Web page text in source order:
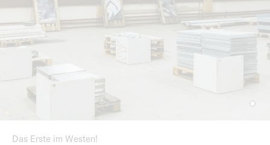
Das Erste im Westen!